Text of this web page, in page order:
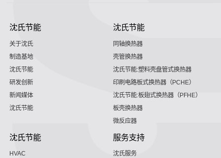
沈氏节能
关于沈氏
制造基地
沈氏节能
研发创新
新闻媒体
沈氏节能
沈氏节能
同轴换热器
壳管换热器
沈氏节能:塑料壳盘管式换热器
印刷电路板式换热器（PCHE）
沈氏节能:板翅式换热器（PFHE）
板壳换热器
微反应器
沈氏节能
HVAC
服务支持
沈氏服务